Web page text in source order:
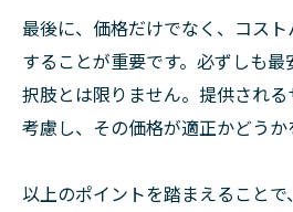
最後に、価格だけでなく、コス
することが重要です。必ずしも
択肢とは限りません。提供され
考慮し、その価格が適正かどうか
以上のポイントを踏まえること